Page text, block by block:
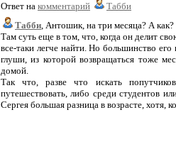
Ответ на комментарий
Табби
Табби, Антошик, на три месяца? А как?
Там суть еще в том, что, когда он делит
все-таки легче найти. Но большинство
глуши, из которой возвращаться тоже
домой.
Так что, разве что искать
путешествовать, либо среди студентов
Сергея большая разница в возрасте, хотя,